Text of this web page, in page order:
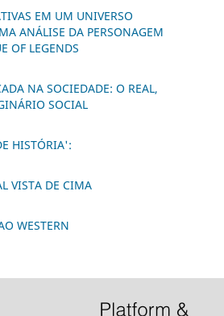
EM UM UNIVERSO
ANÁLISE DA PERSONAGEM
OF LEGENDS
NA SOCIEDADE: O REAL,
SOCIAL
HISTÓRIA':
VISTA DE CIMA
WESTERN